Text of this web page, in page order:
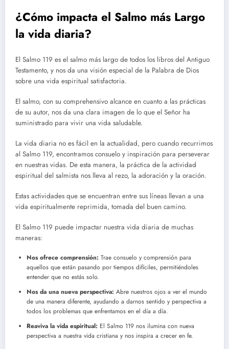
¿Cómo impacta el Salmo más Largo
la vida diaria?
El Salmo 119 es el salmo más largo de todos los libros del Antiguo
Testamento, y nos da una visión especial de la Palabra de Dios
sobre una vida espiritual satisfactoria.
El salmo, con su comprehensivo alcance en cuanto a las prácticas
de su autor, nos da una clara imagen de lo que el Señor ha
suministrado para vivir una vida saludable.
La vida diaria no es fácil en la actualidad, pero cuando recurrimos
al Salmo 119, encontramos consuelo y inspiración para perseverar
en nuestras vidas. De esta manera, la práctica de la actividad
espiritual del salmista nos lleva al rezo, la adoración y la oración.
Estas actividades que se encuentran entre sus líneas llevan a una
vida espiritualmente reprimida, tomada del buen camino.
El Salmo 119 puede impactar nuestra vida diaria de muchas
maneras:
Nos ofrece comprensión: Trae consuelo y comprensión para
aquellos que están pasando por tiempos difíciles, permitiéndoles
entender que no estás solo.
Nos da una nueva perspectiva: Abre nuestros ojos a ver el mundo
de una manera diferente, ayudando a darnos sentido y perspectiva a
todos los problemas que enfrentamos en el día a día.
Reaviva la vida espiritual: El Salmo 119 nos ilumina con nueva
perspectiva a nuestra vida cristiana y nos inspira a crecer en fe.